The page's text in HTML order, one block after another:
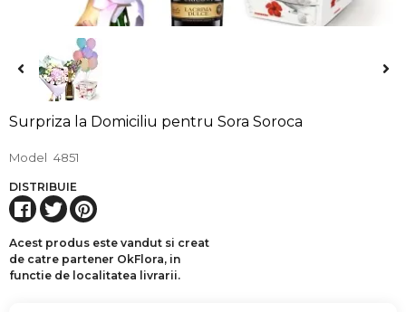
Surpriza la Domiciliu pentru Sora Soroca
Model 4851
DISTRIBUIE
Acest produs este vandut si creat
de catre partener OkFlora, in
functie de localitatea livrarii.